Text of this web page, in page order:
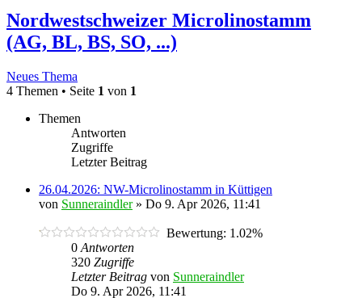
Nordwestschweizer Microlinostamm
(AG, BL, BS, SO, ...)
Neues Thema
4 Themen • Seite 1 von 1
Themen
Antworten
Zugriffe
Letzter Beitrag
26.04.2026: NW-Microlinostamm in Küttigen
von Sunneraindler» Do 9. Apr 2026, 11:41
Bewertung: 1.02%
0 Antworten
320 Zugriffe
Letzter Beitrag von Sunneraindler
Do 9. Apr 2026, 11:41